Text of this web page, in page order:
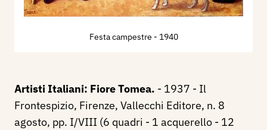
Festa campestre - 1940
Artisti Italiani: Fiore Tomea. - 1937 - Il
Frontespizio, Firenze, Vallecchi Editore, n. 8
agosto, pp. I/VIII (6 quadri - 1 acquerello - 12